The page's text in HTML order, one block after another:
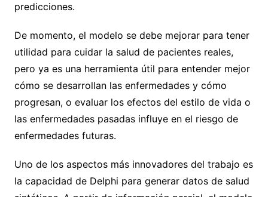
predicciones.
De momento, el modelo se debe mejorar para tener
utilidad para cuidar la salud de pacientes reales,
pero ya es una herramienta útil para entender mejor
cómo se desarrollan las enfermedades y cómo
progresan, o evaluar los efectos del estilo de vida o
las enfermedades pasadas influye en el riesgo de
enfermedades futuras.
Uno de los aspectos más innovadores del trabajo es
la capacidad de Delphi para generar datos de salud